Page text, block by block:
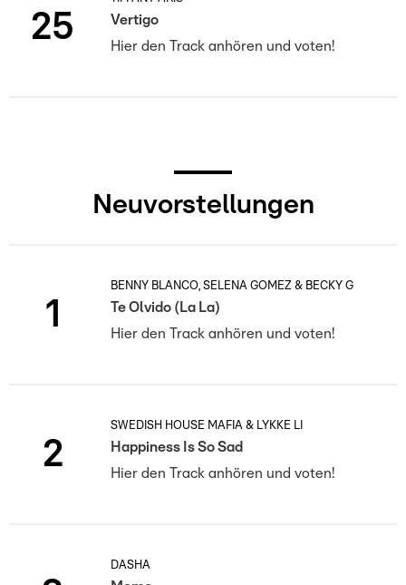
25
Vertigo
Hier den Track anhören und voten!
Neuvorstellungen
1
BENNY BLANCO, SELENA GOMEZ & BECKY G
Te Olvido (La La)
Hier den Track anhören und voten!
2
SWEDISH HOUSE MAFIA & LYKKE LI
Happiness Is So Sad
Hier den Track anhören und voten!
DASHA